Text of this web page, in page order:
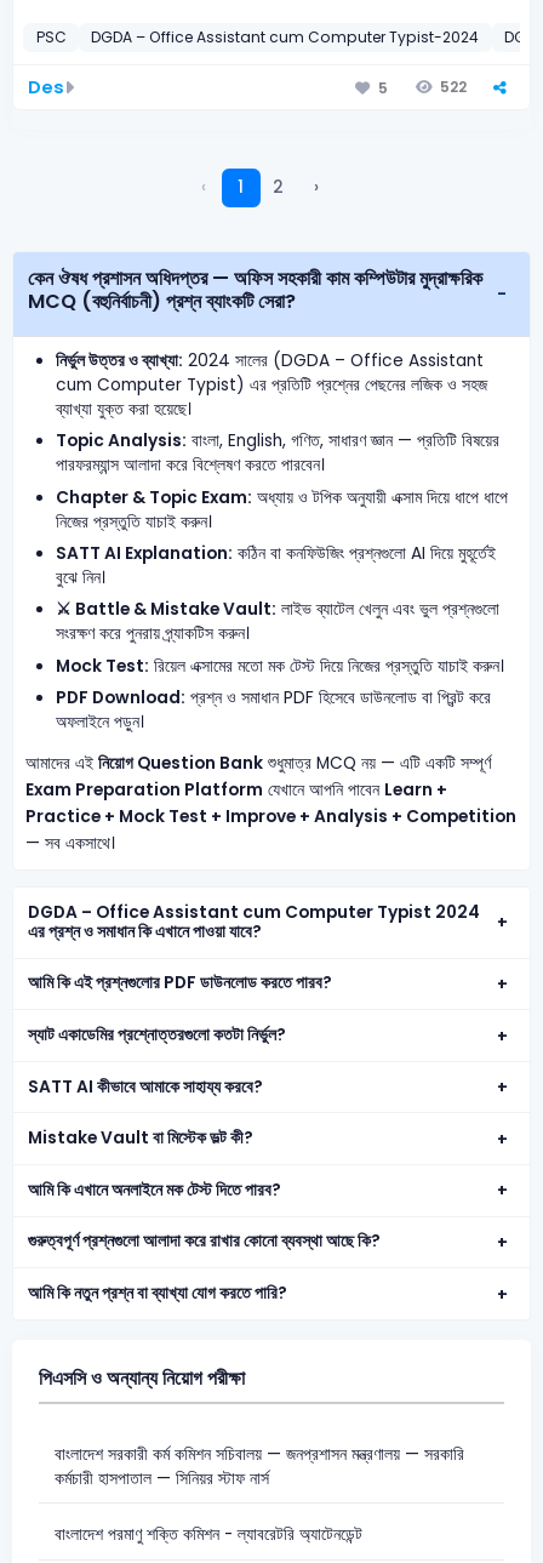
PSC DGDA – Office Assistant cum Computer Typist-2024
Des 5 522
‹ 1 2 ›
কেন ঔষধ প্রশাসন অধিদপ্তর — অফিস সহকারী কাম কম্পিউটার মুদ্রাক্ষরিক
MCQ (বহুনির্বাচনী) প্রশ্ন ব্যাংকটি সেরা?
নির্ভুল উত্তর ও ব্যাখ্যা: 2024 সালের (DGDA – Office Assistant
cum Computer Typist) এর প্রতিটি প্রশ্নের পেছনের লজিক ও সহজ
ব্যাখ্যা যুক্ত করা হয়েছে।
Topic Analysis: বাংলা, English, গণিত, সাধারণ জ্ঞান — প্রতিটি বিষয়ের
পারফরম্যান্স আলাদা করে বিশ্লেষণ করতে পারবেন।
Chapter & Topic Exam: অধ্যায় ও টপিক অনুযায়ী এক্সাম দিয়ে ধাপে ধাপে
নিজের প্রস্তুতি যাচাই করুন।
SATT AI Explanation: কঠিন বা কনফিউজিং প্রশ্নগুলো AI দিয়ে মুহূর্তেই
বুঝে নিন।
⚔️ Battle & Mistake Vault: লাইভ ব্যাটেল খেলুন এবং ভুল প্রশ্নগুলো
সংরক্ষণ করে পুনরায় প্র্যাকটিস করুন।
Mock Test: রিয়েল এক্সামের মতো মক টেস্ট দিয়ে নিজের প্রস্তুতি যাচাই করুন।
PDF Download: প্রশ্ন ও সমাধান PDF হিসেবে ডাউনলোড বা প্রিন্ট করে
অফলাইনে পড়ুন।
আমাদের এই নিয়োগ Question Bankশুধুমাত্র MCQ নয় — এটি একটি সম্পূর্ণ
Exam Preparation Platform যেখানে আপনি পাবেন Learn +
Practice + Mock Test + Improve + Analysis + Competition
— সব একসাথে।
DGDA – Office Assistant cum Computer Typist 2024
এর প্রশ্ন ও সমাধান কি এখানে পাওয়া যাবে?
আমি কি এই প্রশ্নগুলোর PDF ডাউনলোড করতে পারব?
স্যাট একাডেমির প্রশ্নোত্তরগুলো কতটা নির্ভুল?
SATT AI কীভাবে আমাকে সাহায্য করবে?
Mistake Vault বা মিস্টেক ভল্ট কী?
আমি কি এখানে অনলাইনে মক টেস্ট দিতে পারব?
গুরুত্বপূর্ণ প্রশ্নগুলো আলাদা করে রাখার কোনো ব্যবস্থা আছে কি?
আমি কি নতুন প্রশ্ন বা ব্যাখ্যা যোগ করতে পারি?
পিএসসি ও অন্যান্য নিয়োগ পরীক্ষা
বাংলাদেশ সরকারী কর্ম কমিশন সচিবালয় — জনপ্রশাসন মন্ত্রণালয় — সরকারি
কর্মচারী হাসপাতাল — সিনিয়র স্টাফ নার্স
বাংলাদেশ পরমাণু শক্তি কমিশন - ল্যাবরেটরি অ্যাটেনডেন্ট